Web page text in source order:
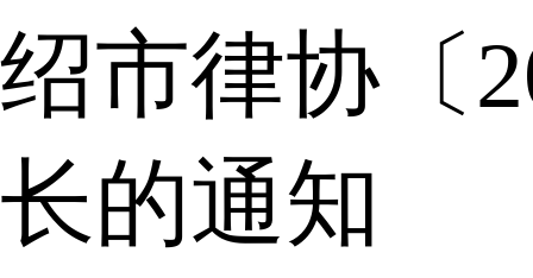
绍市律协〔
长的通知